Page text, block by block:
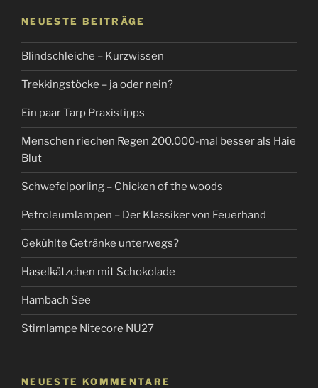
NEUESTE BEITRÄGE
Blindschleiche – Kurzwissen
Trekkingstöcke – ja oder nein?
Ein paar Tarp Praxistipps
Menschen riechen Regen 200.000-mal besser als Haie
Blut
Schwefelporling – Chicken of the woods
Petroleumlampen – Der Klassiker von Feuerhand
Gekühlte Getränke unterwegs?
Haselkätzchen mit Schokolade
Hambach See
Stirnlampe Nitecore NU27
NEUESTE KOMMENTARE